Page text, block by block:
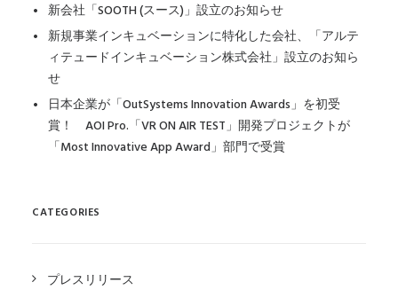
新会社「SOOTH (スース)」設立のお知らせ
新規事業インキュベーションに特化した会社、「アルテ
ィテュードインキュベーション株式会社」設立のお知ら
せ
日本企業が「OutSystems Innovation Awards」を初受
賞！ AOI Pro.「VR ON AIR TEST」開発プロジェクトが
「Most Innovative App Award」部門で受賞
CATEGORIES
プレスリリース